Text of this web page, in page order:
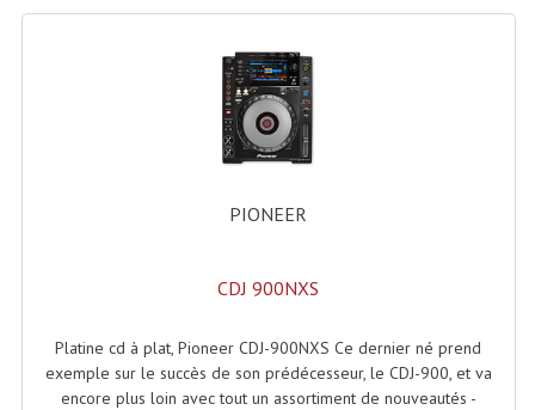
Petit Effets Lumineux
Projecteur De Gobo
Projecteur Led Sur Batterie
Projecteurs Déco À Leds
PIONEER
CDJ 900NXS
Platine cd à plat, Pioneer CDJ-900NXS Ce dernier né prend
exemple sur le succès de son prédécesseur, le CDJ-900, et va
encore plus loin avec tout un assortiment de nouveautés -